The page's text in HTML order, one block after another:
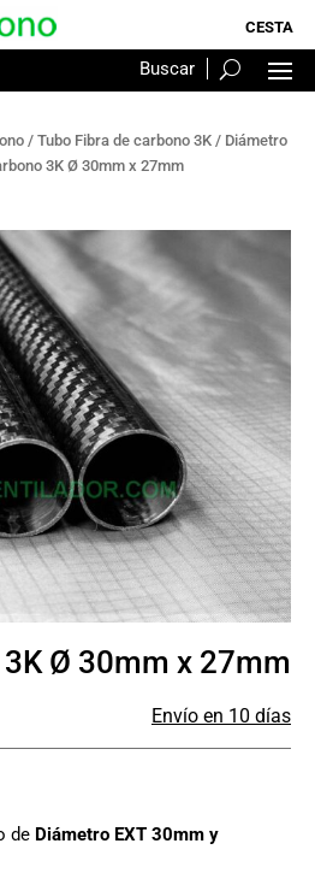
/ Tubo Fibra de carbono 3K / Diámetro
3K Ø 30mm x 27mm
Ø 30mm x 27mm
Envío en 10 días
de Diámetro EXT 30mm y